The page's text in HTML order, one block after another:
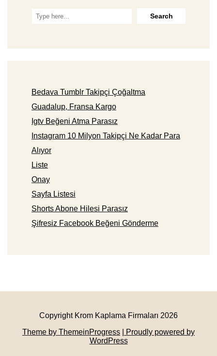
Bedava Tumblr Takipçi Çoğaltma
Guadalup, Fransa Kargo
Igtv Beğeni Atma Parasız
Instagram 10 Milyon Takipçi Ne Kadar Para
Alıyor
Liste
Onay
Sayfa Listesi
Shorts Abone Hilesi Parasız
Şifresiz Facebook Beğeni Gönderme
Copyright Krom Kaplama Firmaları 2026
Theme by ThemeinProgress
| Proudly powered by
WordPress